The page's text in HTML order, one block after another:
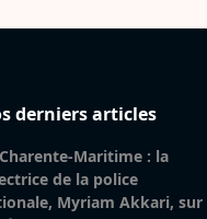
derniers articles
Charente-Maritime : la
de la police
Myriam Akkari, sur